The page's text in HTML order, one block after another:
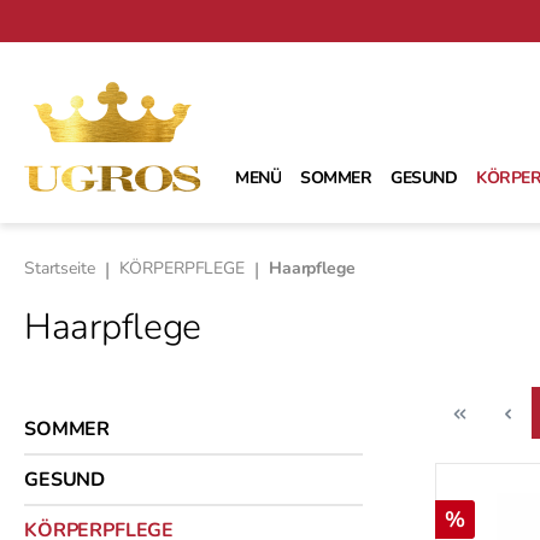
MENÜ SOMMER GESUND
Startseite | KÖRPERPFLEGE | Haarpflege
Haarpflege
SOMMER
GESUND
KÖRPERPFLEGE
Rabatt
%